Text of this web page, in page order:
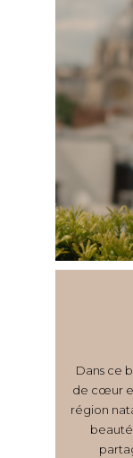
Dans ce
de cœur
région